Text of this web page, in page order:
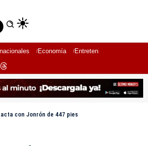
Economía Entretenimiento
con Jonrón de 447 pies